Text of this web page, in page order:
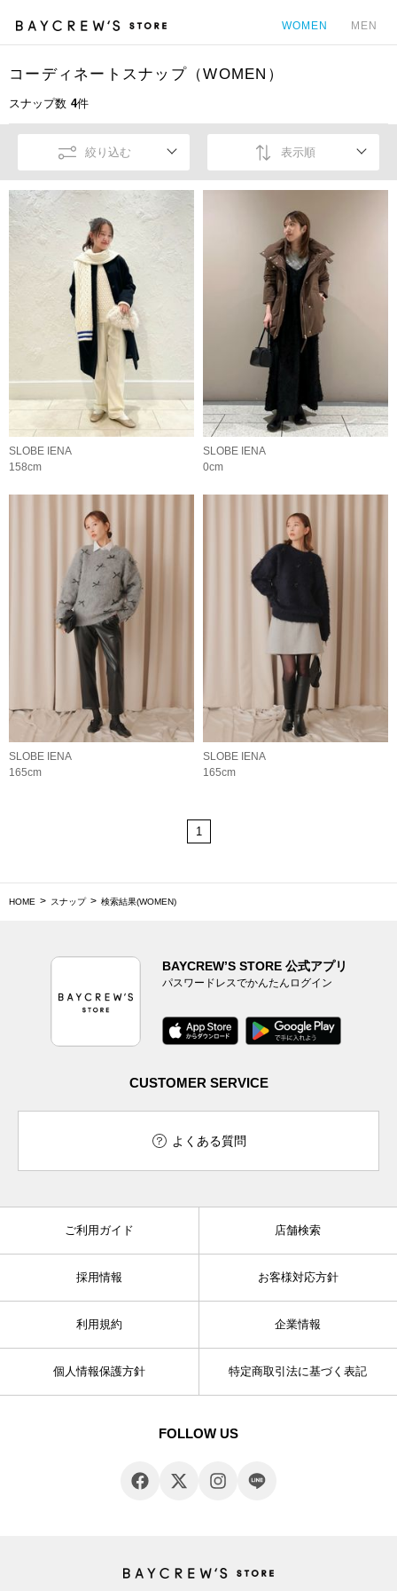
WOMEN MEN
コーディネートスナップ（WOMEN）
スナップ数 4件
絞り込む 表示順
SLOBE IENA
158cm
SLOBE IENA
0cm
SLOBE IENA
165cm
SLOBE IENA
165cm
1
HOME スナップ 検索結果(WOMEN)
BAYCREW’S STORE 公式アプリ
パスワードレスでかんたんログイン
CUSTOMER SERVICE
よくある質問
ご利用ガイド 店舗検索
採用情報 お客様対応方針
利用規約 企業情報
個人情報保護方針 特定商取引法に基づく表記
FOLLOW US